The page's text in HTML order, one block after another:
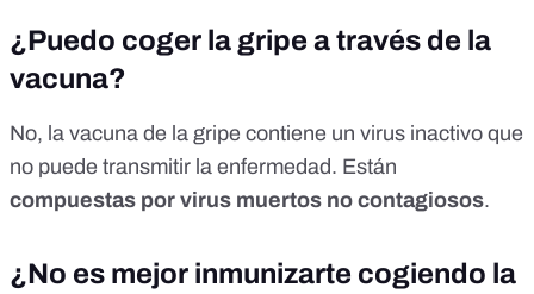
¿Puedo coger la gripe a través de la
vacuna?
No, la vacuna de la gripe contiene un virus inactivo que
no puede transmitir la enfermedad. Están
compuestas por virus muertos no contagiosos.
¿No es mejor inmunizarte cogiendo la